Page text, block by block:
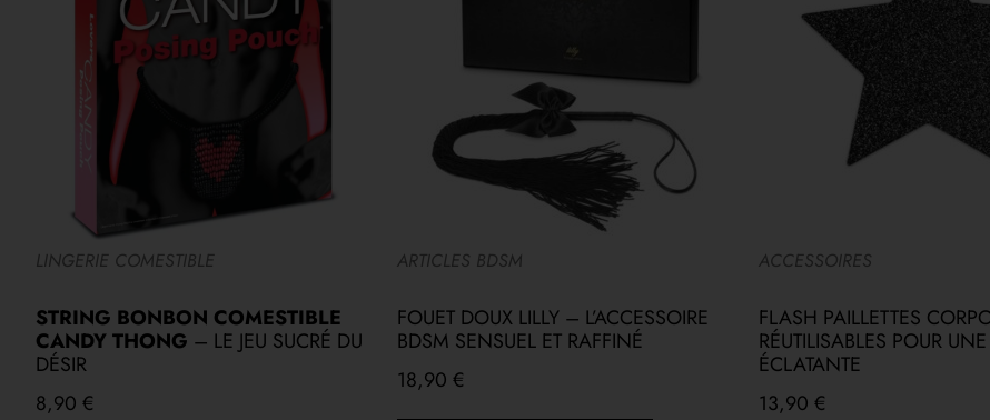
LINGERIE COMESTIBLE
STRING BONBON COMESTIBLE
CANDY THONG – LE JEU SUCRÉ DU
DÉSIR
8,90 €
ARTICLES BDSM
FOUET DOUX LILLY – L’ACCESSOIRE
BDSM SENSUEL ET RAFFINÉ
18,90 €
ACCESSOIRES
FLASH PAILLETTES
RÉUTILISABLES POUR
ÉCLATANTE
13,90 €